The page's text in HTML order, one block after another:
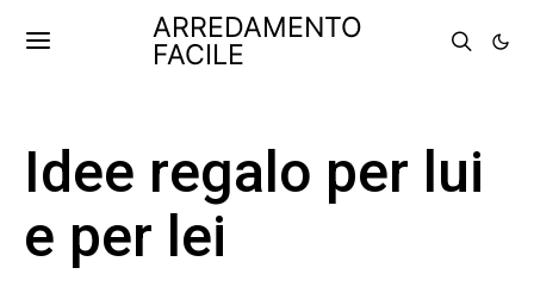
ARREDAMENTO
FACILE
Idee regalo per lui
e per lei